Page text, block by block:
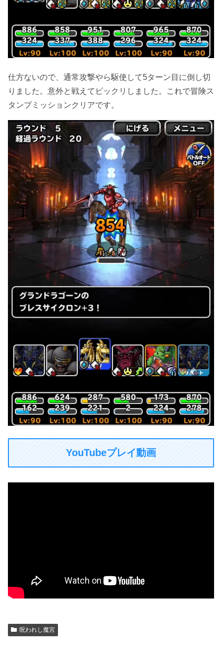
仕方ないので、通常攻撃やら駆使して5ターン目に倒し切
りました。意外と戦えてビックリしました。これで冒険ス
タンプミッションクリアです。
YouTubeプレイ動画
呪われし魔宮